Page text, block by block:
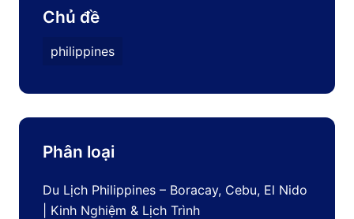
Chủ đề
philippines
Phân loại
Du Lịch Philippines – Boracay, Cebu, El Nido
| Kinh Nghiệm & Lịch Trình